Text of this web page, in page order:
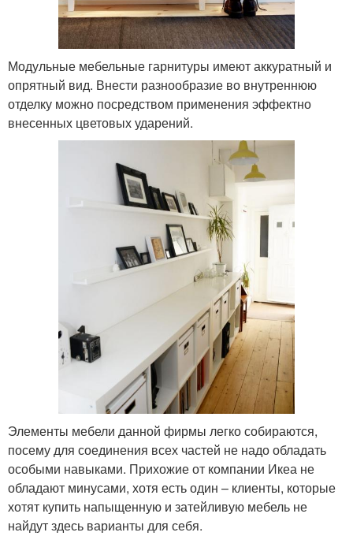
Модульные мебельные гарнитуры имеют аккуратный и
опрятный вид. Внести разнообразие во внутреннюю
отделку можно посредством применения эффектно
внесенных цветовых ударений.
Элементы мебели данной фирмы легко собираются,
посему для соединения всех частей не надо обладать
особыми навыками. Прихожие от компании Икеа не
обладают минусами, хотя есть один – клиенты, которые
хотят купить напыщенную и затейливую мебель не
найдут здесь варианты для себя.